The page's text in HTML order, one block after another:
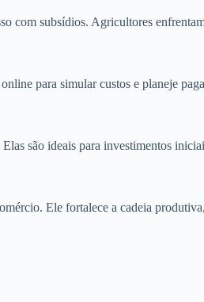
com subsídios. Agricultores
para simular custos e planeje
são ideais para investimentos
Ele fortalece a cadeia